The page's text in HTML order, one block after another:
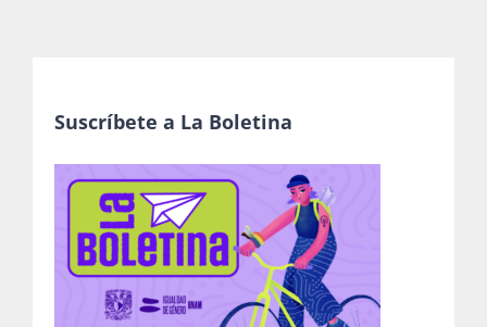
Suscríbete a La Boletina